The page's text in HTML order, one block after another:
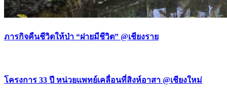
ภารกิจคืนชีวิตให้ป่า “ฝายมีชีวิต” @เชียงราย
โครงการ 33 ปี หน่วยแพทย์เคลื่อนที่สิงห์อาสา @เชียงใหม่